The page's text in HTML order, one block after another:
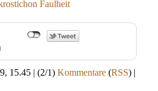
15.45 | (2/1) Kommentare (RSS) |